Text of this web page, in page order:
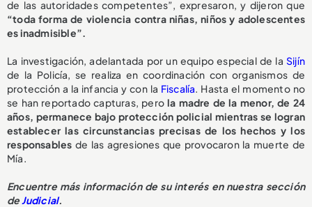
de las autoridades competentes”, expresaron, y dijeron que
“toda forma de violencia contra niñas, niños y adolescentes
es inadmisible”.
La investigación, adelantada por un equipo especial de la Sijín
de la Policía, se realiza en coordinación con organismos de
protección a la infancia y con la Fiscalía. Hasta el momento no
se han reportado capturas, perola madre de la menor, de 24
años, permanece bajo protección policial mientras se logran
establecer las circunstancias precisas de los hechos y los
responsables de las agresiones que provocaron la muerte de
Mía.
Encuentre más información de su interés en nuestra sección
deJudicial.